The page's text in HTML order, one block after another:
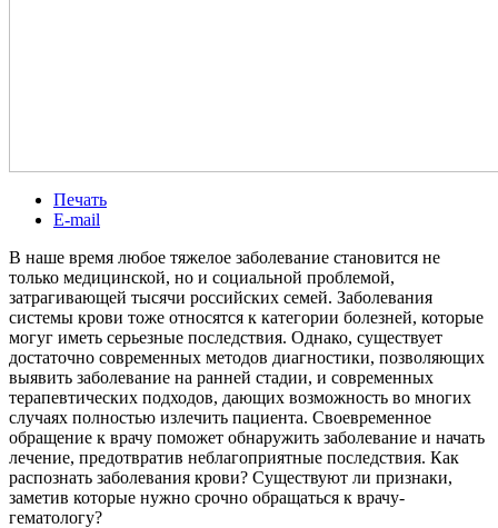
Печать
E-mail
В наше время любое тяжелое заболевание становится не
только медицинской, но и социальной проблемой,
затрагивающей тысячи российских семей. Заболевания
системы крови тоже относятся к категории болезней, которые
могуг иметь серьезные последствия. Однако, существует
достаточно современных методов диагностики, позволяющих
выявить заболевание на ранней стадии, и современных
терапевтических подходов, дающих возможность во многих
случаях полностью излечить пациента. Своевременное
обращение к врачу поможет обнаружить заболевание и начать
лечение, предотвратив неблагоприятные последствия. Как
распознать заболевания крови? Существуют ли признаки,
заметив которые нужно срочно обращаться к врачу-
гематологу?